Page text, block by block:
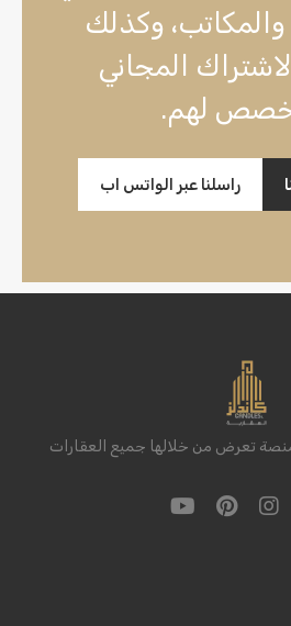
وكذلك
المجاني
لهم.
راسلنا عبر الواتس اب
تعرض من خلالها جميع العقارات